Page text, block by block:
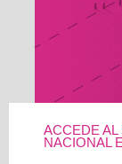
ACCEDE AL
NACIONAL